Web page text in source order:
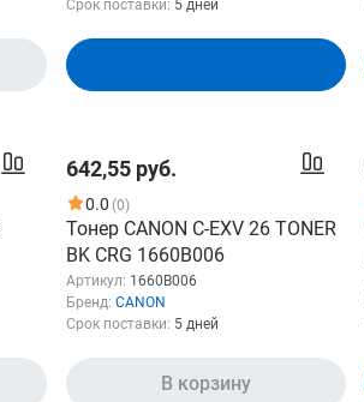
Срок поставки: 5 дней
642,55 руб.
0.0 (0)
Тонер CANON C-EXV 26 TONER
BK CRG 1660B006
Артикул: 1660B006
Бренд: CANON
Срок поставки: 5 дней
В корзину